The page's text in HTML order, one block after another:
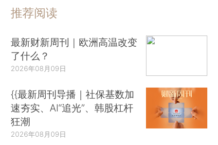
推荐阅读
最新财新周刊｜欧洲高温改变
了什么？
2026年08月09日
{{最新周刊导播｜社保基数加
速夯实、AI“追光”、韩股杠杆
狂潮
2026年08月09日